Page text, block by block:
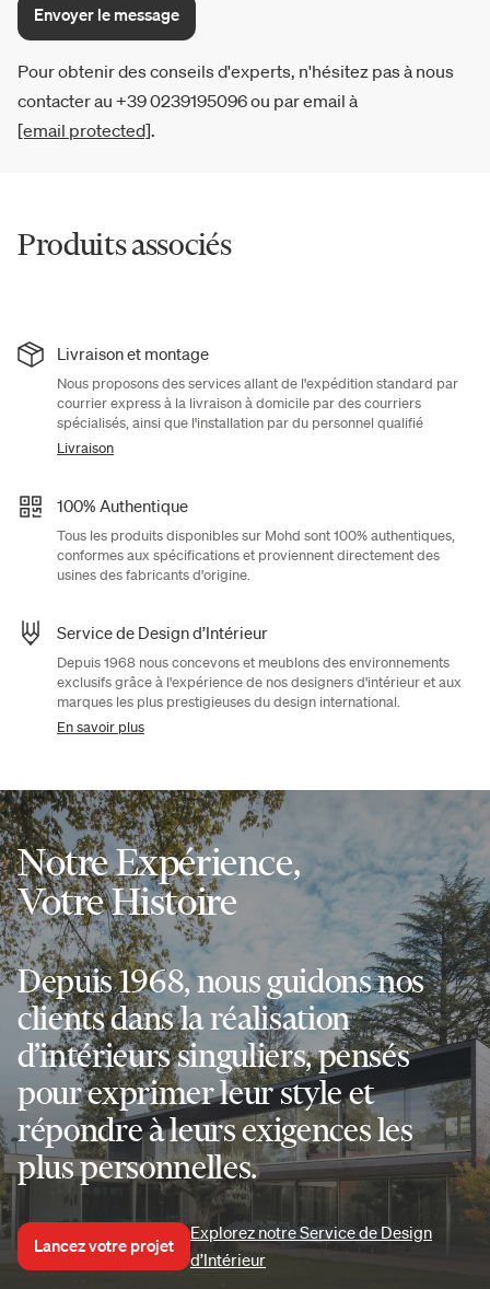
Envoyer le message
Pour obtenir des conseils d'experts, n'hésitez pas à nous
contacter au +39 0239195096 ou par email à
[email protected].
Produits associés
Livraison et montage
Nous proposons des services allant de l'expédition standard par
courrier express à la livraison à domicile par des courriers
spécialisés, ainsi que l'installation par du personnel qualifié
Livraison
100% Authentique
Tous les produits disponibles sur Mohd sont 100% authentiques,
conformes aux spécifications et proviennent directement des
usines des fabricants d'origine.
Service de Design d’Intérieur
Depuis 1968 nous concevons et meublons des environnements
exclusifs grâce à l'expérience de nos designers d'intérieur et aux
marques les plus prestigieuses du design international.
En savoir plus
Notre Expérience,
Votre Histoire
Depuis 1968, nous guidons nos
clients dans la réalisation
d’intérieurs singuliers, pensés
pour exprimer leur style et
répondre à leurs exigences les
plus personnelles.
Lancez votre projet
Explorez notre Service de Design
d’Intérieur